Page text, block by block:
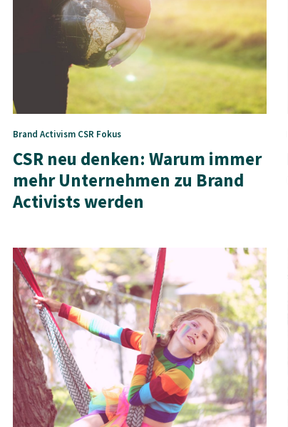
Brand Activism CSR Fokus
CSR neu denken: Warum immer
mehr Unternehmen zu Brand
Activists werden